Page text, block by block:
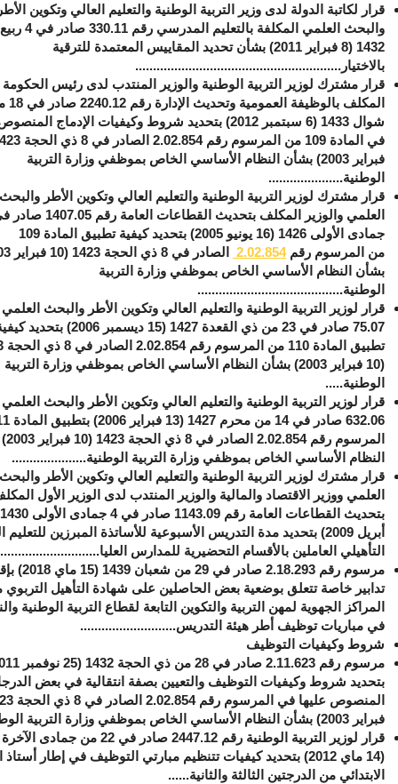
قرار لكاتبة الدولة لدى وزير التربية الوطنية والتعليم العالي وتكوين
والبحث العلمي المكلفة
1432 (8 فبراير 2011) بشأن تحديد المقاييس المعتمدة للترقية
بالاختيار..........................................................
قرار مشترك لوزير التربية الوطنية والوزير المنتدب لدى رئيس الحكومة
المكلف
شوال 1433 (6 سبتمبر 2012) بتحديد شروط وكيفيات الإدماج
فبراير 2003) بشأن النظام الأساسي الخاص بموظفي وزارة التربية
الوطنية.....................
قرار مشترك لوزير التربية الوطنية والتعليم العالي وتكوين الأطر والبحث
جمادى الأولى 1426 (16 يونيو 2005) بتحديد كيفية تطبيق المادة 109
من المرسوم رقم2.02.854
بشأن النظام الأساسي الخاص بموظفي وزارة التربية
الوطنية.........................................
قرار لوزير التربية الوطنية والتعليم العالي وتكوين الأطر والبحث
75.07 صادر في 23 من ذي القعدة 1427 (15 ديسمبر 2006) بتحديد
(10 فبراير 2003) بشأن النظام الأساسي الخاص بموظفي وزارة التربية
الوطنية.....
قرار لوزير التربية الوطنية والتعليم العالي وتكوين الأطر والبحث
النظام الأساسي الخاص بموظفي وزارة التربية الوطنية.....................
قرار مشترك لوزير التربية الوطنية والتعليم العالي وتكوين الأطر والبحث
العلمي ووزير الاقتصاد والمالية والوزير المنتدب لدى الوزير الأول
أبريل 2009) بتحديد مدة التدريس الأسبوعية للأساتذة المبرزين للتعليم
التأهيلي العاملين بالأقسام التحضيرية للمدارس
مرسوم رقم 2.18.293 صادر في 29 من
تدابير خاصة تتعلق بوضعية بعض الحاصلين على شهادة التأهيل
المراكز الجهوية لمهن التربية والتكوين التابعة لقطاع التربية الوطنية
في مباريات توظيف أطر هيئة التدريس...........................
شروط وكيفيات التوظيف
بتحديد شروط وكيفيات التوظيف والتعيين بصفة انتقالية في بعض
فبراير 2003) بشأن النظام الأساسي الخاص بموظفي وزارة التربية الوطنية...
(14 ماي 2012) بتحديد كيفيات تتنظيم مبارتي التوظيف في إطار أستاذ
الابتدائي من الدرجتين الثالثة والثانية......